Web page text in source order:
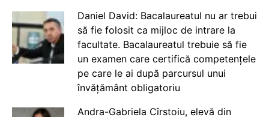
Daniel David: Bacalaureatul nu ar trebui
să fie folosit ca mijloc de intrare la
facultate. Bacalaureatul trebuie să fie
un examen care certifică competențele
pe care le ai după parcursul unui
învățământ obligatoriu
Andra-Gabriela Cîrstoiu, elevă din